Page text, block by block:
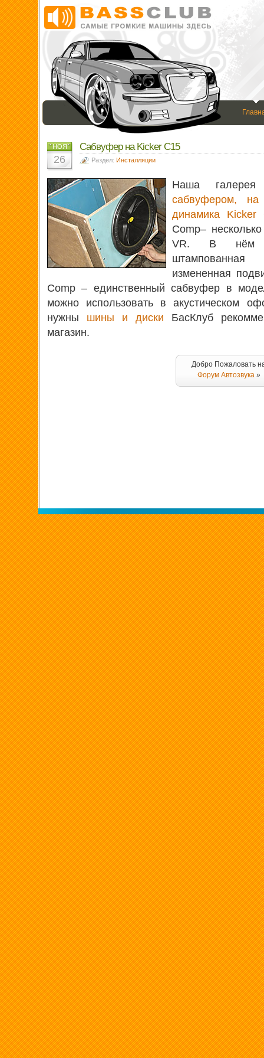
НОЯ
26
Сабвуфер на Kicker C15
Раздел: Инсталляции
Наша галерея
сабвуфером,
динамика Kicker
Comp–
VR. В нём
измененная
Comp – единственный сабвуфер в
можно использовать в акустическом
нужны шины и диски БасКлуб
магазин.
Добро Пожаловать
Форум Автозвука»